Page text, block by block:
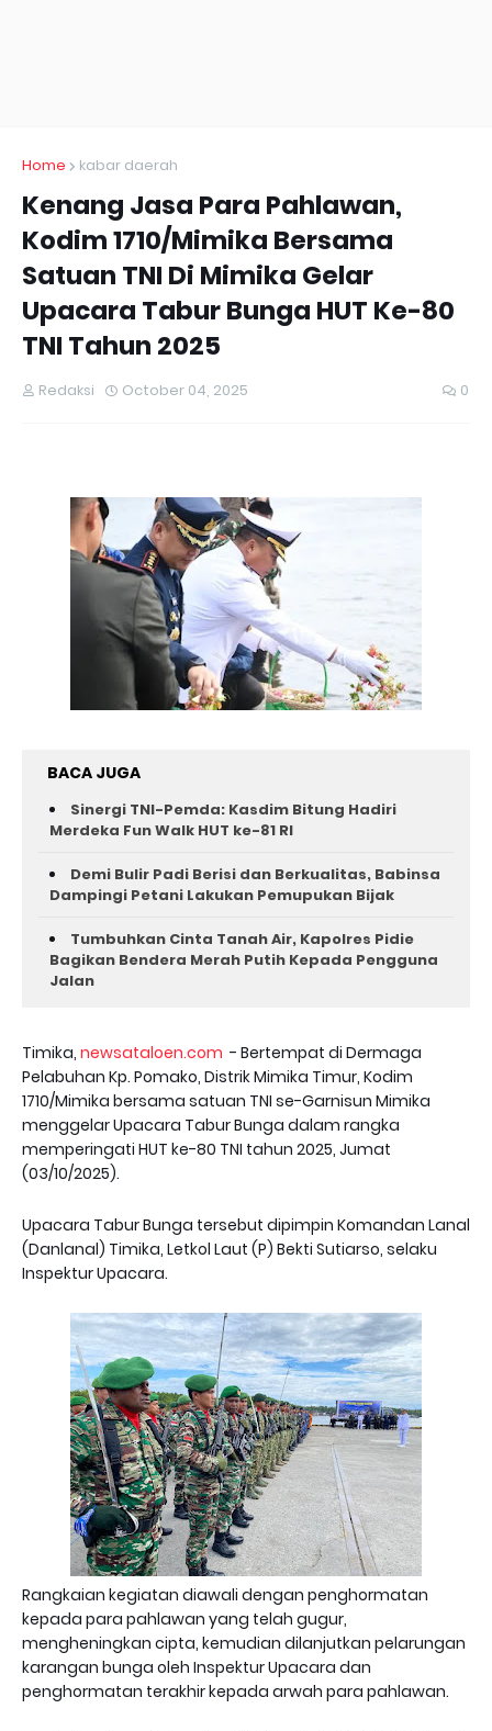
Home kabar daerah
Kenang Jasa Para Pahlawan,
Kodim 1710/Mimika Bersama
Satuan TNI Di Mimika Gelar
Upacara Tabur Bunga HUT Ke-80
TNI Tahun 2025
Redaksi October 04, 2025 0
BACA JUGA
Sinergi TNI-Pemda: Kasdim Bitung Hadiri
Merdeka Fun Walk HUT ke-81 RI
Demi Bulir Padi Berisi dan Berkualitas, Babinsa
Dampingi Petani Lakukan Pemupukan Bijak
Tumbuhkan Cinta Tanah Air, Kapolres Pidie
Bagikan Bendera Merah Putih Kepada Pengguna
Jalan ‎
Timika, newsataloen.com - Bertempat di Dermaga
Pelabuhan Kp. Pomako, Distrik Mimika Timur, Kodim
1710/Mimika bersama satuan TNI se-Garnisun Mimika
menggelar Upacara Tabur Bunga dalam rangka
memperingati HUT ke-80 TNI tahun 2025, Jumat
(03/10/2025).
Upacara Tabur Bunga tersebut dipimpin Komandan Lanal
(Danlanal) Timika, Letkol Laut (P) Bekti Sutiarso, selaku
Inspektur Upacara.
Rangkaian kegiatan diawali dengan penghormatan
kepada para pahlawan yang telah gugur,
mengheningkan cipta, kemudian dilanjutkan pelarungan
karangan bunga oleh Inspektur Upacara dan
penghormatan terakhir kepada arwah para pahlawan.